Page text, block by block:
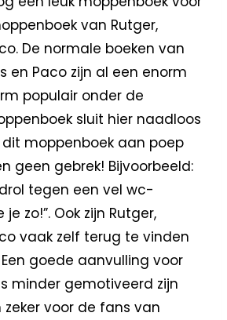
van Rutger,
De normale boeken van
en Paco zijn al een enorm
populair onder de
sluit hier naadloos
moppenboek aan poep
geen gebrek! Bijvoorbeeld:
tegen een vel wc-
je zo!”. Ook zijn Rutger,
vaak zelf terug te vinden
goede aanvulling voor
minder gemotiveerd zijn
voor de fans van